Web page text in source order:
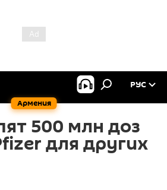
Армения
РУС
500 млн доз
для других